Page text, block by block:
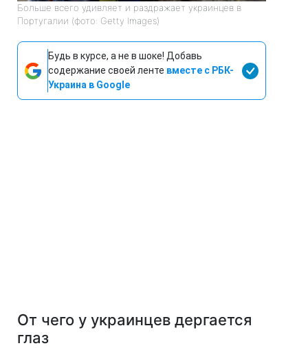
Больше всего удивляет и раздражает украинцев в
Португалии (фото: Getty Images)
Будь в курсе, а не в шоке! Добавь
содержание своей ленте вместе с РБК-
Украина в Google
От чего у украинцев дергается
глаз